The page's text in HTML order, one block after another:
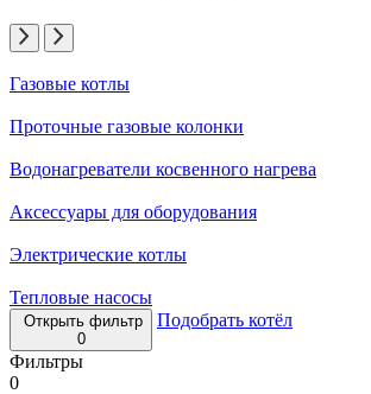
Газовые котлы
Проточные газовые колонки
Водонагреватели косвенного нагрева
Аксессуары для оборудования
Электрические котлы
Тепловые насосы
Открыть фильтр
0
Подобрать котёл
Фильтры
0